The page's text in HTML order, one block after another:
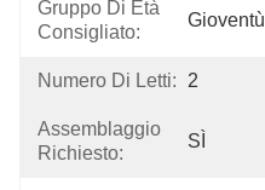
Gruppo Di Età
Consigliato:
Gioventù
Numero Di Letti: 2
Assemblaggio
Richiesto:
SÌ